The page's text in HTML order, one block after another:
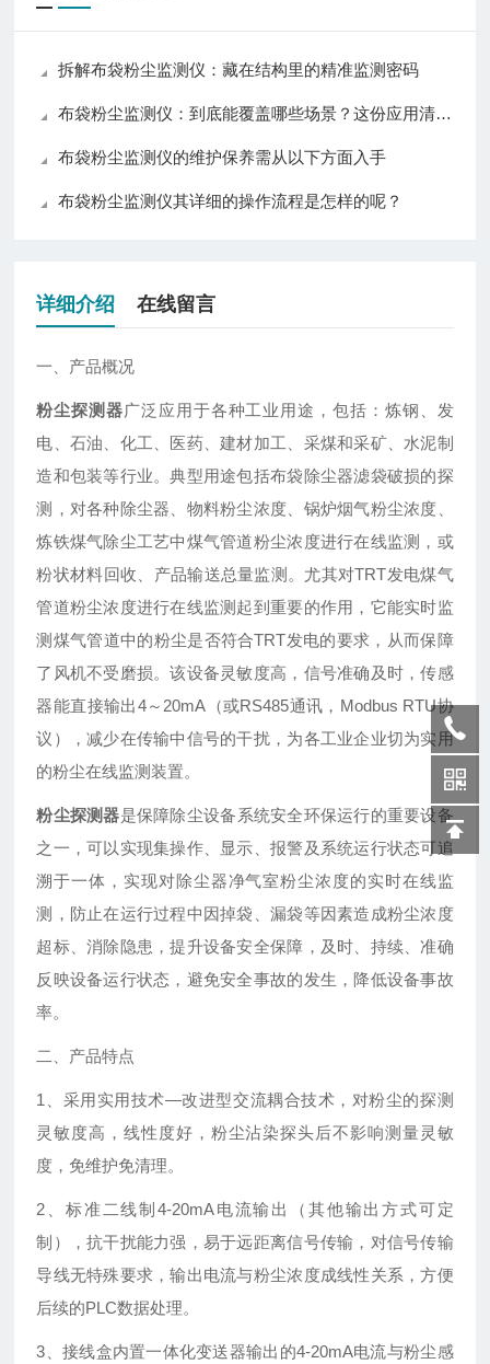
拆解布袋粉尘监测仪：藏在结构里的精准监测密码
布袋粉尘监测仪：到底能覆盖哪些场景？这份应用清单揭晓答案
布袋粉尘监测仪的维护保养需从以下方面入手
布袋粉尘监测仪其详细的操作流程是怎样的呢？
详细介绍 在线留言
一、产品概况
粉尘探测器广泛应用于各种工业用途，包括：炼钢、发
电、石油、化工、医药、建材加工、采煤和采矿、水泥制
造和包装等行业。典型用途包括布袋除尘器滤袋破损的探
测，对各种除尘器、物料粉尘浓度、锅炉烟气粉尘浓度、
炼铁煤气除尘工艺中煤气管道粉尘浓度进行在线监测，或
粉状材料回收、产品输送总量监测。尤其对TRT发电煤气
管道粉尘浓度进行在线监测起到重要的作用，它能实时监
测煤气管道中的粉尘是否符合TRT发电的要求，从而保障
了风机不受磨损。该设备灵敏度高，信号准确及时，传感
器能直接输出4～20mA（或RS485通讯，Modbus RTU协
议），减少在传输中信号的干扰，为各工业企业切为实用
的粉尘在线监测装置。
粉尘探测器是保障除尘设备系统安全环保运行的重要设备
之一，可以实现集操作、显示、报警及系统运行状态可追
溯于一体，实现对除尘器净气室粉尘浓度的实时在线监
测，防止在运行过程中因掉袋、漏袋等因素造成粉尘浓度
超标、消除隐患，提升设备安全保障，及时、持续、准确
反映设备运行状态，避免安全事故的发生，降低设备事故
率。
二、 产品特点
1、采用实用技术—改进型交流耦合技术，对粉尘的探测
灵敏度高，线性度好，粉尘沾染探头后不影响测量灵敏
度，免维护免清理。
2、标准二线制4-20mA电流输出（其他输出方式可定
制），抗干扰能力强，易于远距离信号传输，对信号传输
导线无特殊要求，输出电流与粉尘浓度成线性关系，方便
后续的PLC数据处理。
3、接线盒内置一体化变送器输出的4-20mA电流与粉尘感